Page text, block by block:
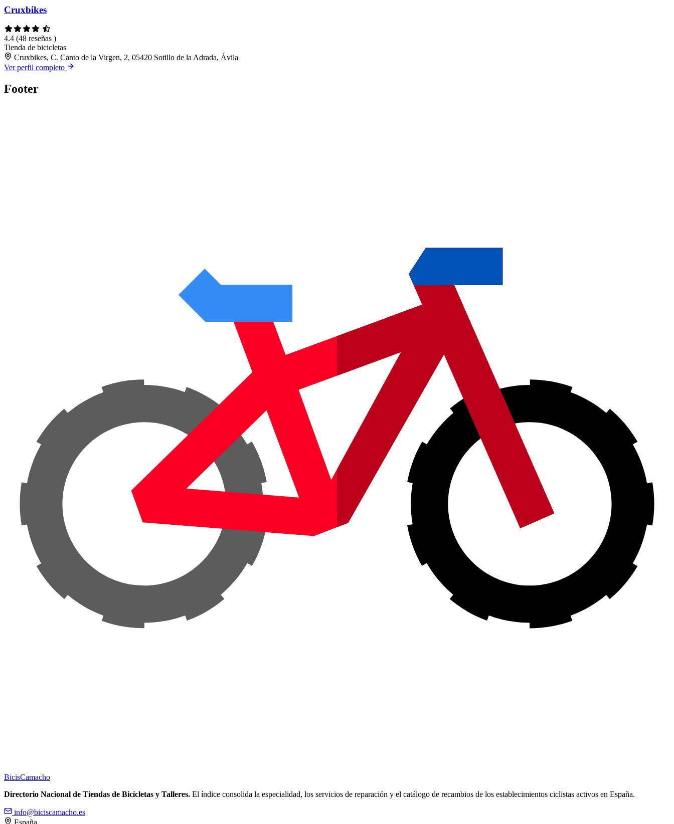
Cruxbikes
4.4 (48 reseñas )
Tienda de bicicletas
Cruxbikes, C. Canto de la Virgen, 2, 05420 Sotillo de la Adrada, Ávila
Ver perfil completo
Footer
BicisCamacho
Directorio Nacional de Tiendas de Bicicletas y Talleres. El índice consolida la especialidad, los servicios de reparación y el catálogo de recambios de los establecimientos ciclistas activos en España.
info@biciscamacho.es